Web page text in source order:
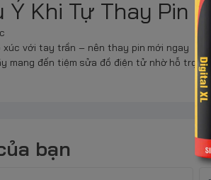
Khi Tự Thay Pin
với tay trần – nên thay pin mới ngay
mang đến tiệm sửa đồ điện tử nhờ hỗ trợ
bạn